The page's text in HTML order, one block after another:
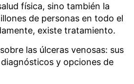
física, sino también la
de personas en todo el
existe tratamiento.
las úlceras venosas: sus
y opciones de